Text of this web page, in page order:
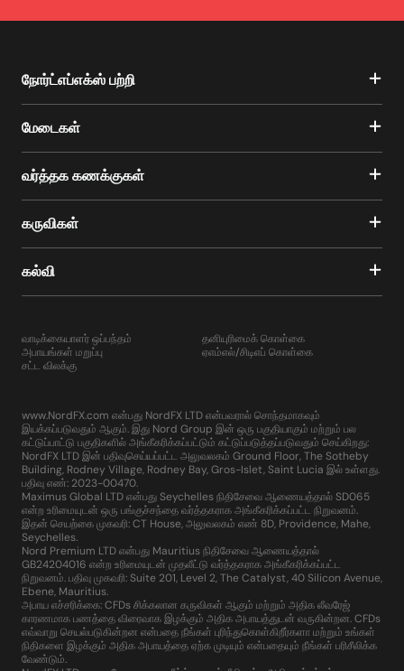
நோர்ட்எப்எக்ஸ் பற்றி
மேடைகள்
வர்த்தக கணக்குகள்
கருவிகள்
கல்வி
வாடிக்கையாளர் ஒப்பந்தம்
அபாயங்கள் மறுப்பு
சட்ட விலக்கு
தனியுரிமைக் கொள்கை
ஏஎம்எல்/சிடிஎப் கொள்கை
www.NordFX.com என்பது NordFX LTD என்பவரால் சொந்தமாகவும்
இயக்கப்படுவதும் ஆகும். இது Nord Group இன் ஒரு பகுதியாகும் மற்றும் பல
கட்டுப்பாட்டு பகுதிகளில் அங்கீகரிக்கப்பட்டும் கட்டுப்படுத்தப்படுவதும் செய்கிறது:
NordFX LTD இன் பதிவுசெய்யப்பட்ட அலுவலகம் Ground Floor, The Sotheby
Building, Rodney Village, Rodney Bay, Gros-Islet, Saint Lucia இல் உள்ளது.
பதிவு எண்: 2023-00470.
Maximus Global LTD என்பது Seychelles நிதிசேவை ஆணையத்தால் SD065
என்ற உரிமையுடன் ஒரு பங்குச்சந்தை வர்த்தகராக அங்கீகரிக்கப்பட்ட நிறுவனம்.
இதன் செயற்கை முகவரி: CT House, அலுவலகம் எண் 8D, Providence, Mahe,
Seychelles.
Nord Premium LTD என்பது Mauritius நிதிசேவை ஆணையத்தால்
GB24204016 என்ற உரிமையுடன் முதலீட்டு வர்த்தகராக அங்கீகரிக்கப்பட்ட
நிறுவனம். பதிவு முகவரி: Suite 201, Level 2, The Catalyst, 40 Silicon Avenue,
Ebene, Mauritius.
அபாய எச்சரிக்கை: CFDs சிக்கலான கருவிகள் ஆகும் மற்றும் அதிக லீவரேஜ்
காரணமாக பணத்தை விரைவாக இழக்கும் அதிக அபாயத்துடன் வருகின்றன. CFDs
எவ்வாறு செயல்படுகின்றன என்பதை நீங்கள் புரிந்துகொள்கிறீர்களா மற்றும் உங்கள்
நிதிகளை இழக்கும் அதிக அபாயத்தை ஏற்க முடியும் என்பதையும் நீங்கள் பரிசீலிக்க
வேண்டும்.